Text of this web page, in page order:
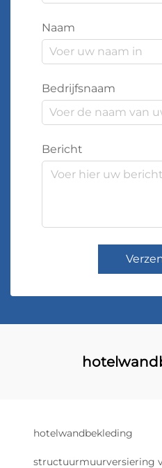
Naam
Bedrijfsnaam
Bericht
hotelwandbekleding
structuurmuurversiering